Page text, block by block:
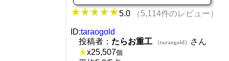
5.0 （5,114件のレビュー）
ID:taraogold
投稿者： たらお重工 （taraogold）
さん
★x25,507個